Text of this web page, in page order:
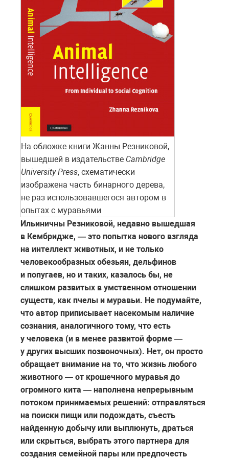
На обложке книги Жанны Резниковой,
вышедшей в издательстве Cambridge
University Press, схематически
изображена часть бинарного дерева,
не раз использовавшегося автором в
опытах с муравьями
Ильиничны Резниковой, недавно вышедшая
в Кембридже, — это попытка нового взгляда
на интеллект животных, и не только
человекообразных обезьян, дельфинов
и попугаев, но и таких, казалось бы, не
слишком развитых в умственном отношении
существ, как пчелы и муравьи. Не подумайте,
что автор приписывает насекомым наличие
сознания, аналогичного тому, что есть
у человека (и в менее развитой форме —
у других высших позвоночных). Нет, он просто
обращает внимание на то, что жизнь любого
животного — от крошечного муравья до
огромного кита — наполнена непрерывным
потоком принимаемых решений: отправляться
на поиски пищи или подождать, съесть
найденную добычу или выплюнуть, драться
или скрыться, выбрать этого партнера для
создания семейной пары или предпочесть